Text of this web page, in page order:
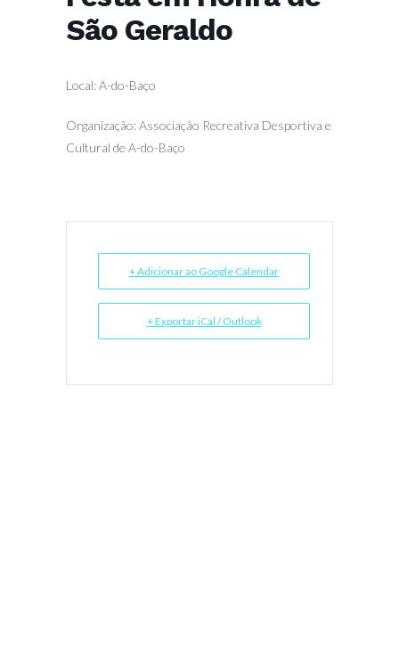
São Geraldo
Local: A-do-Baço
Organização: Associação Recreativa Desportiva e
Cultural de A-do-Baço
+ Adicionar ao Google Calendar
+ Exportar iCal / Outlook